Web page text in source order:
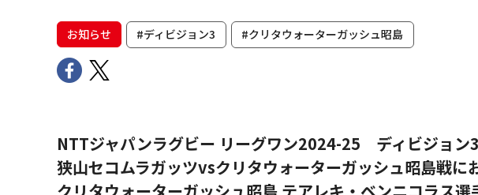
お知らせ #ディビジョン3 #クリタウォーターガッシュ昭島
NTTジャパンラグビー リーグワン2024-25 ディビジョン3
狭山セコムラガッツvsクリタウォーターガッシュ昭島戦に